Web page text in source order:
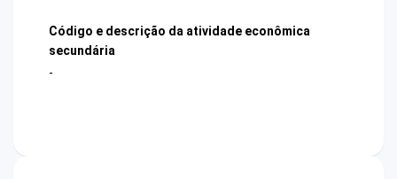
Código e descrição da atividade econômica
secundária
-